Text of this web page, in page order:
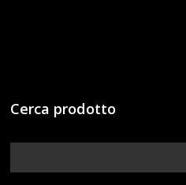
Cerca prodotto